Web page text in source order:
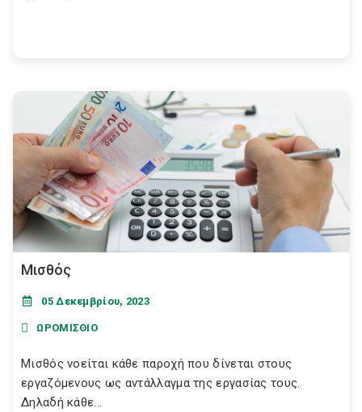
Μισθός
05 Δεκεμβρίου, 2023
ΩΡΟΜΙΣΘΙΟ
Μισθός νοείται κάθε παροχή που δίνεται στους
εργαζόμενους ως αντάλλαγμα της εργασίας τους.
Δηλαδή κάθε...